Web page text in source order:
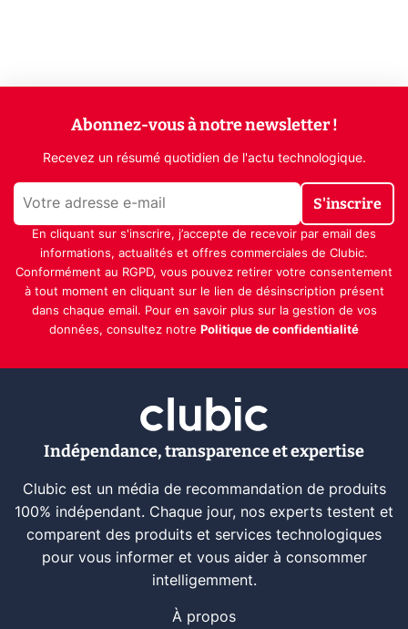
Abonnez-vous à notre newsletter !
Recevez un résumé quotidien de l'actu technologique.
S'inscrire
En cliquant sur s'inscrire, j’accepte de recevoir par email des
informations, actualités et offres commerciales de Clubic.
Conformément au RGPD, vous pouvez retirer votre consentement
à tout moment en cliquant sur le lien de désinscription présent
dans chaque email. Pour en savoir plus sur la gestion de vos
données, consultez notre Politique de confidentialité
Indépendance, transparence et expertise
Clubic est un média de recommandation de produits
100% indépendant. Chaque jour, nos experts testent et
comparent des produits et services technologiques
pour vous informer et vous aider à consommer
intelligemment.
À propos